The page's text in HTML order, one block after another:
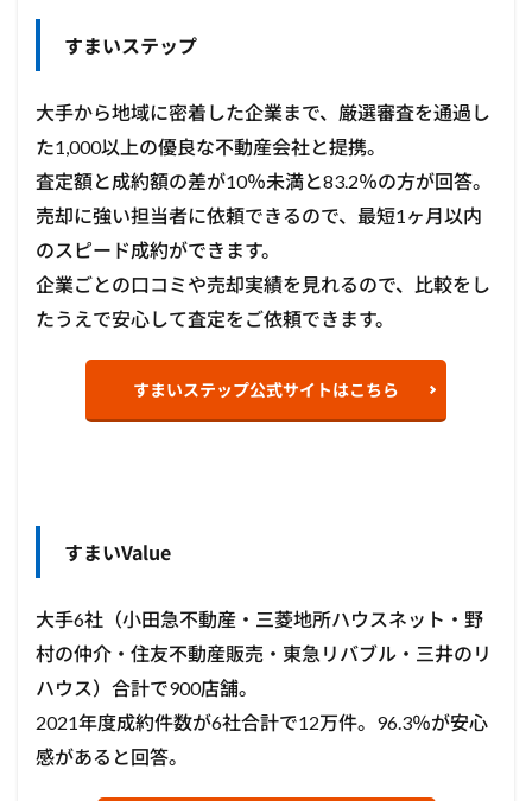
すまいステップ
大手から地域に密着した企業まで、厳選審査を通過し
た1,000以上の優良な不動産会社と提携。
査定額と成約額の差が10％未満と83.2％の方が回答。
売却に強い担当者に依頼できるので、最短1ヶ月以内
のスピード成約ができます。
企業ごとの口コミや売却実績を見れるので、比較をし
たうえで安心して査定をご依頼できます。
すまいステップ公式サイトはこちら
すまいValue
大手6社（小田急不動産・三菱地所ハウスネット・野
村の仲介・住友不動産販売・東急リバブル・三井のリ
ハウス）合計で900店舗。
2021年度成約件数が6社合計で12万件。96.3％が安心
感があると回答。